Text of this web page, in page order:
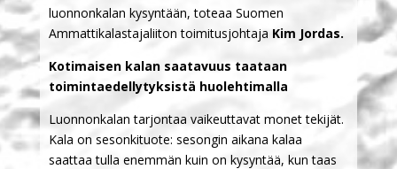
luonnonkalan kysyntään, toteaa Suomen
Ammattikalastajaliiton toimitusjohtaja Kim Jordas.
Kotimaisen kalan saatavuus taataan
toimintaedellytyksistä huolehtimalla
Luonnonkalan tarjontaa vaikeuttavat monet tekijät.
Kala on sesonkituote: sesongin aikana kalaa
saattaa tulla enemmän kuin on kysyntää, kun taas